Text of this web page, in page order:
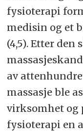
fysioterapi
medisin og et
(4,5). Etter den
av
massasje ble
virksomhet og
fysioterapi en